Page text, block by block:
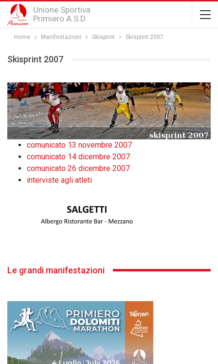
Unione Sportiva
Primiero A.S.D.
Home Manifestazioni Skisprint Skisprint 2007
Skisprint 2007
comunicato 13 novembre 2007
comunicato 14 dicembre 2007
comunicato 26 dicembre 2007
interviste agli atleti
Le grandi manifestazioni